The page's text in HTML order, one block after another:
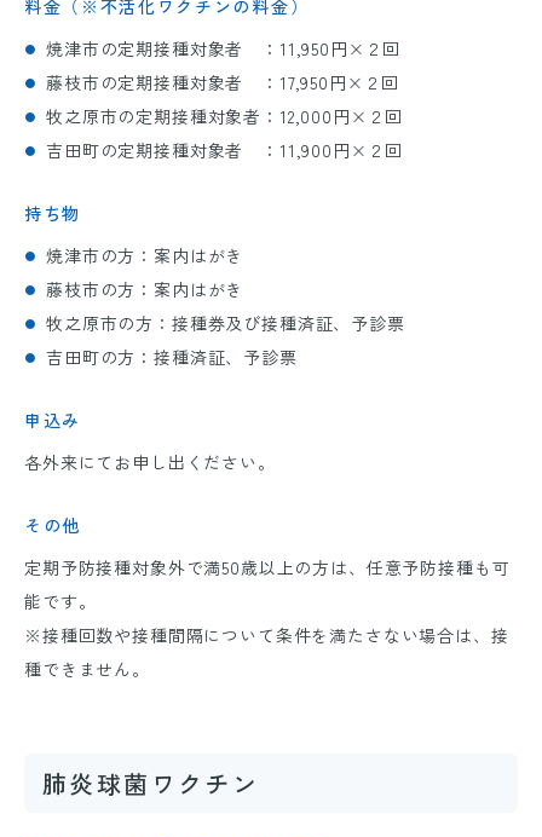
料金（※不活化ワクチンの料金）
焼津市の定期接種対象者 ： 11,950 円×２回
藤枝市の定期接種対象者 ： 17,950 円×２回
牧之原市の定期接種対象者： 12,000 円×２回
吉田町の定期接種対象者 ： 11,900 円×２回
持ち物
焼津市の方：案内はがき
藤枝市の方：案内はがき
牧之原市の方：接種券及び接種済証、予診票
吉田町の方：接種済証、予診票
申込み
各外来にてお申し出ください。
その他
定期予防接種対象外で満50歳以上の方は、任意予防接種も可
能です。
※接種回数や接種間隔について条件を満たさない場合は、接
種できません。
肺炎球菌ワクチン